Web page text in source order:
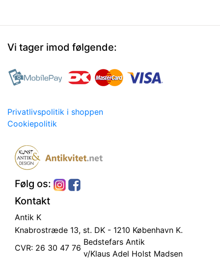
Vi tager imod følgende:
Privatlivspolitik i shoppen
Cookiepolitik
Følg os:
Kontakt
Antik K
Knabrostræde 13, st. DK - 1210 København K.
CVR: 26 30 47 76
Bedstefars Antik
v/Klaus Adel Holst Madsen